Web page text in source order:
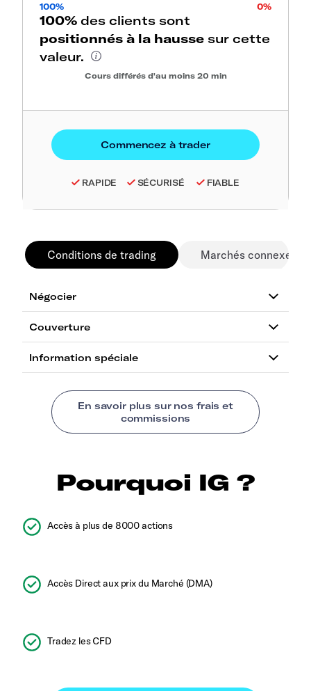
100%
0%
100% des clients sont
positionnés à la hausse sur cette
valeur.
Cours différés d'au moins 20 min
RAPIDE SÉCURISÉ FIABLE
Conditions de trading Marchés connexes
Pourquoi IG ?
Accès à plus de 8000 actions
Accès Direct aux prix du Marché (DMA)
Tradez les CFD